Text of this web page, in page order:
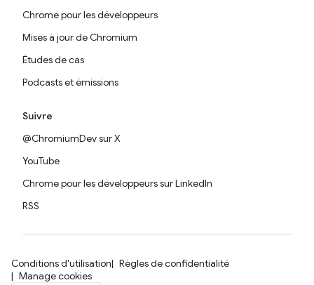
Chrome pour les développeurs
Mises à jour de Chromium
Études de cas
Podcasts et émissions
Suivre
@ChromiumDev sur X
YouTube
Chrome pour les développeurs sur LinkedIn
RSS
Conditions d'utilisation
Règles de confidentialité
Manage cookies